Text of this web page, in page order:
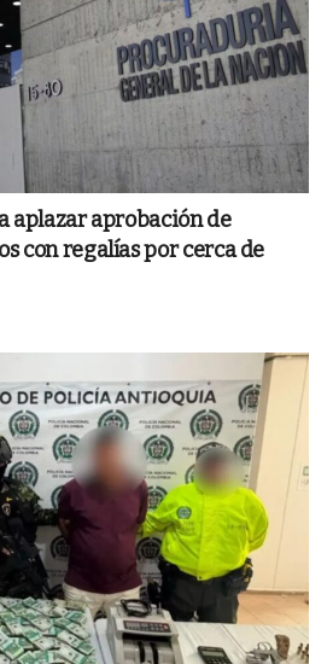
aplazar aprobación de
con regalías por cerca de